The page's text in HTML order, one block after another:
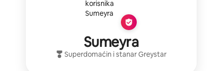
Sumeyra
Superdomaćin i stanarGreystar